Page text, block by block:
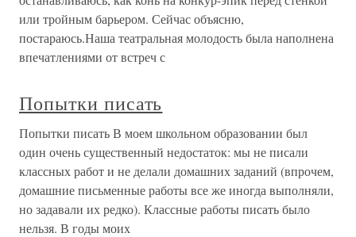
или тройным барьером. Сейчас объясню,
постараюсь.Наша театральная молодость была наполнена
впечатлениями от встреч с
Попытки писать
Попытки писать В моем школьном образовании был
один очень существенный недостаток: мы не писали
классных работ и не делали домашних заданий (впрочем,
домашние письменные работы все же иногда выполняли,
но задавали их редко). Классные работы писать было
нельзя. В годы моих